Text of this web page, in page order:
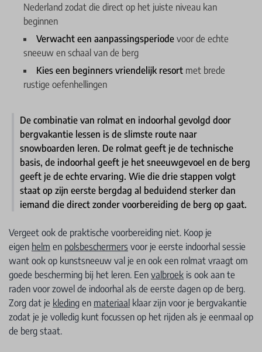
Nederland zodat die direct op het juiste niveau kan
beginnen
Verwacht een aanpassingsperiode voor de echte
sneeuw en schaal van de berg
Kies een beginners vriendelijk resort met brede
rustige oefenhellingen
De combinatie van rolmat en indoorhal gevolgd door
bergvakantie lessen is de slimste route naar
snowboarden leren. De rolmat geeft je de technische
basis, de indoorhal geeft je het sneeuwgevoel en de berg
geeft je de echte ervaring. Wie die drie stappen volgt
staat op zijn eerste bergdag al beduidend sterker dan
iemand die direct zonder voorbereiding de berg op gaat.
Vergeet ook de praktische voorbereiding niet. Koop je
eigen helm en polsbeschermers voor je eerste indoorhal sessie
want ook op kunstsneeuw val je en ook een rolmat vraagt om
goede bescherming bij het leren. Een valbroek is ook aan te
raden voor zowel de indoorhal als de eerste dagen op de berg.
Zorg dat je kleding en materiaal klaar zijn voor je bergvakantie
zodat je je volledig kunt focussen op het rijden als je eenmaal op
de berg staat.